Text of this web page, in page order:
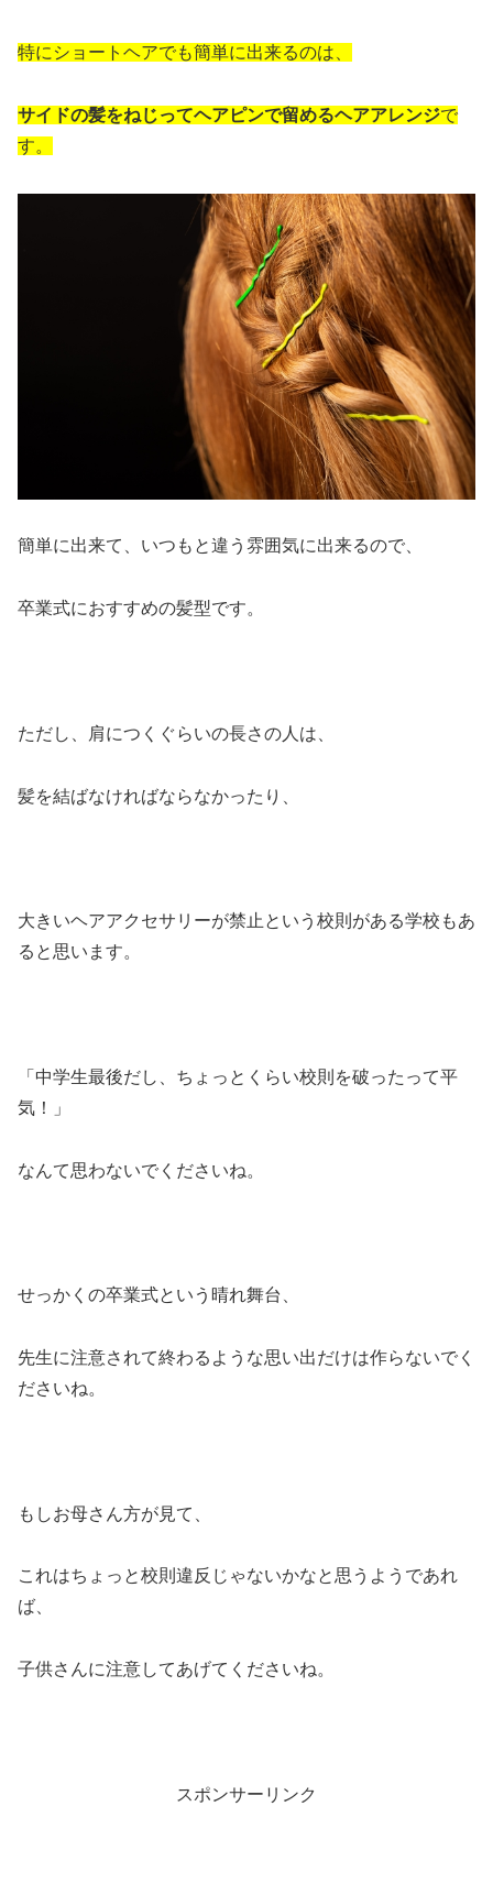
特にショートヘアでも簡単に出来るのは、
サイドの髪をねじってヘアピンで留めるヘアアレンジで
す。
簡単に出来て、いつもと違う雰囲気に出来るので、
卒業式におすすめの髪型です。
ただし、肩につくぐらいの長さの人は、
髪を結ばなければならなかったり、
大きいヘアアクセサリーが禁止という校則がある学校もあ
ると思います。
「中学生最後だし、ちょっとくらい校則を破ったって平
気！」
なんて思わないでくださいね。
せっかくの卒業式という晴れ舞台、
先生に注意されて終わるような思い出だけは作らないでく
ださいね。
もしお母さん方が見て、
これはちょっと校則違反じゃないかなと思うようであれ
ば、
子供さんに注意してあげてくださいね。
スポンサーリンク